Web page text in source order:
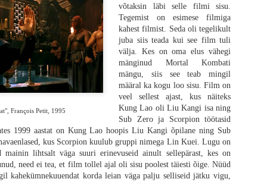
François Petit, 1995
võtaksin läbi selle filmi sisu.
Tegemist on esimese filmiga
kahest filmist. Seda oli tegelikult
juba siis teada kui see film tuli
välja. Kes on oma elus vähegi
mänginud Mortal Kombati
mängu, siis see teab mingil
määral ka kogu loo sisu. Film on
veel sellest ajast, kus näiteks
Kung Lao oli Liu Kangi isa ning
Sub Zero ja Scorpion töötasid
1999 aastat on Kung Lao hoopis Liu Kangi õpilane ning Sub
kus Scorpion kuulub gruppi nimega Lin Kuei. Lugu on
lihtsalt väga suuri erinevuseid ainult sellepärast, kes on
need ei tea, et film tollel ajal oli sisu poolest täiesti õige. Nüüd
kahekümnekuuendat korda leian väga palju selliseid jätku vigu,